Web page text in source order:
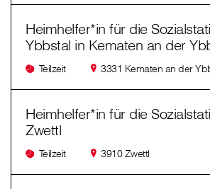
Heimhelfer*in für die
Ybbstal in Kematen an der
Teilzeit 3331 Kematen an der
Heimhelfer*in für die
Zwettl
Teilzeit 3910 Zwettl